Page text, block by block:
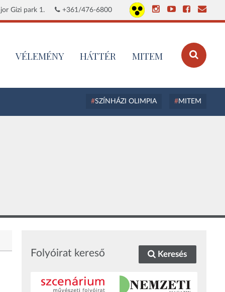
Gizi park 1. +361/476-6800
VÉLEMÉNY HÁTTÉR MITEM
SZÍNHÁZI OLIMPIA MITEM
Folyóirat kereső Keresés